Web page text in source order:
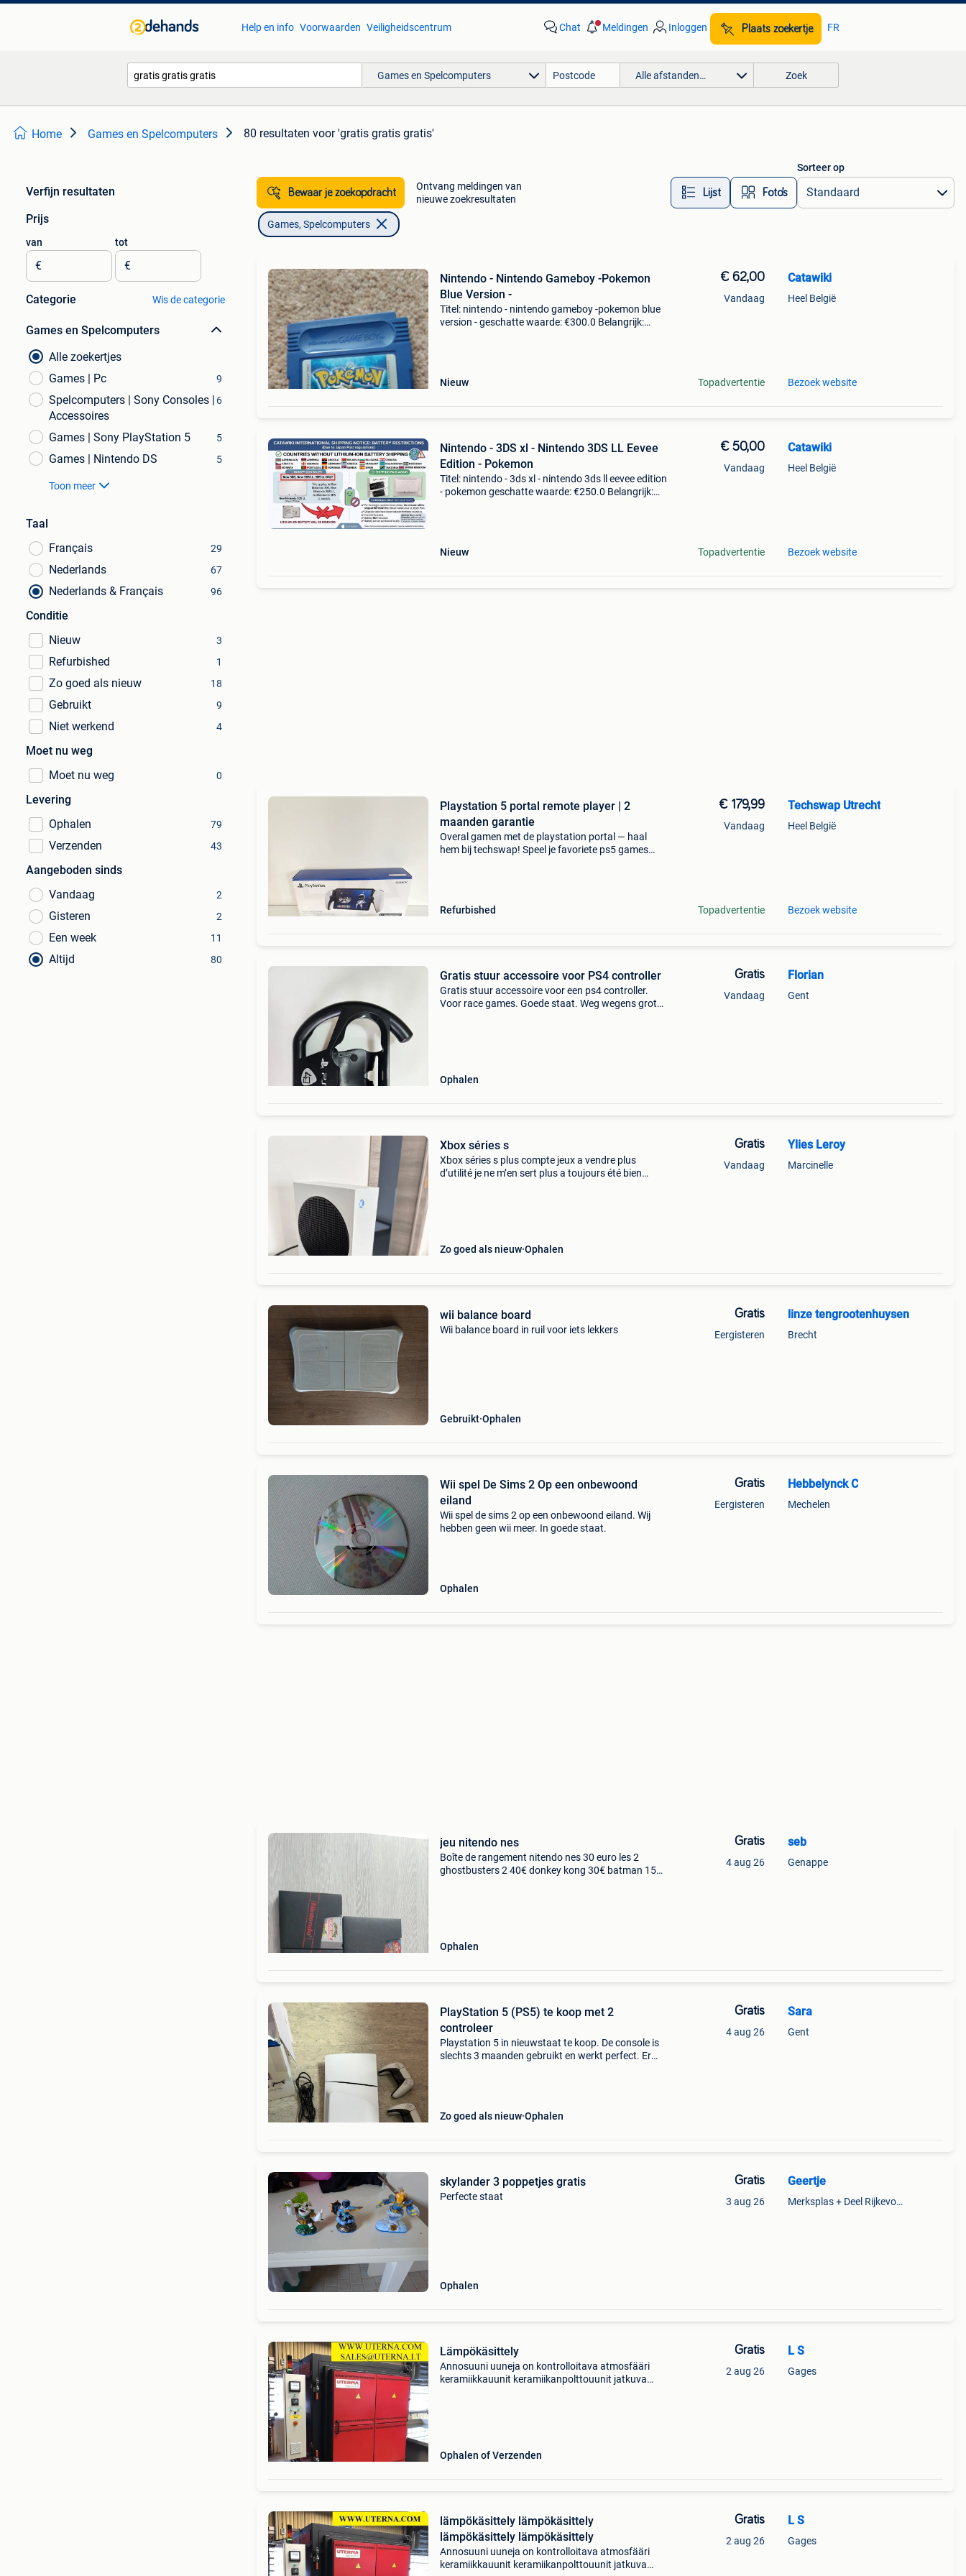
Help en info Voorwaarden Veiligheidscentrum Chat Meldingen Inloggen Plaats zoekertje FR
Games en Spelcomputers Alle afstanden… Zoek
Home Games en Spelcomputers 80 resultaten voor 'gratis gratis gratis'
Verfijn resultaten
Prijs
van
€
tot
€
Categorie Wis de categorie
Games en Spelcomputers
Alle zoekertjes
Games | Pc
9
Spelcomputers | Sony Consoles |
Accessoires
6
Games | Sony PlayStation 5 5
Games | Nintendo DS 5
Toon meer
Taal
Français
29
Nederlands 67
Nederlands & Français 96
Conditie
Nieuw
3
Refurbished 1
Zo goed als nieuw 18
Gebruikt 9
Niet werkend 4
Moet nu weg
Moet nu weg
0
Levering
Ophalen
79
Verzenden 43
Aangeboden sinds
Vandaag
2
Gisteren 2
Een week 11
Altijd 80
Bewaar je zoekopdracht
Ontvang meldingen van
nieuwe zoekresultaten
Lijst Foto’s
Sorteer op
Games, Spelcomputers
Nintendo - Nintendo Gameboy -Pokemon
Blue Version -
Titel: nintendo - nintendo gameboy -pokemon blue
version - geschatte waarde: €300.0 Belangrijk:
Nieuw
€ 62,00
Vandaag
Topadvertentie
Catawiki
Heel België
Bezoek website
Nintendo - 3DS xl - Nintendo 3DS LL Eevee
Edition - Pokemon
Titel: nintendo - 3ds xl - nintendo 3ds ll eevee edition
- pokemon geschatte waarde: €250.0 Belangrijk:
Nieuw
€ 50,00
Vandaag
Topadvertentie
Catawiki
Heel België
Bezoek website
Playstation 5 portal remote player | 2
maanden garantie
Overal gamen met de playstation portal — haal
hem bij techswap! Speel je favoriete ps5 games
Refurbished
€ 179,99
Vandaag
Topadvertentie
Techswap Utrecht
Heel België
Bezoek website
Gratis stuur accessoire voor PS4 controller
Gratis stuur accessoire voor een ps4 controller.
Voor race games. Goede staat. Weg wegens grote
Ophalen
Gratis
Vandaag
Florian
Gent
Xbox séries s
Xbox séries s plus compte jeux a vendre plus
d’utilité je ne m’en sert plus a toujours été bien
Zo goed als nieuw Ophalen
Gratis
Vandaag
Ylies Leroy
Marcinelle
wii balance board
Wii balance board in ruil voor iets lekkers
Gebruikt Ophalen
Gratis
Eergisteren
linze tengrootenhuysen
Brecht
Wii spel De Sims 2 Op een onbewoond
eiland
Wii spel de sims 2 op een onbewoond eiland. Wij
hebben geen wii meer. In goede staat.
Ophalen
Gratis
Eergisteren
Hebbelynck C
Mechelen
jeu nitendo nes
Boîte de rangement nitendo nes 30 euro les 2
ghostbusters 2 40€ donkey kong 30€ batman 15€
Ophalen
Gratis
4 aug 26
seb
Genappe
PlayStation 5 (PS5) te koop met 2
controleer
Playstation 5 in nieuwstaat te koop. De console is
slechts 3 maanden gebruikt en werkt perfect. Er
Zo goed als nieuw Ophalen
Gratis
4 aug 26
Sara
Gent
skylander 3 poppetjes gratis
Perfecte staat
Ophalen
Gratis
3 aug 26
Geertje
Merksplas + Deel Rijkevorsel
Lämpökäsittely
Annosuuni uuneja on kontrolloitava atmosfääri
keramiikkauunit keramiikanpolttouunit jatkuva
Ophalen of Verzenden
Gratis
2 aug 26
L S
Gages
lämpökäsittely lämpökäsittely
lämpökäsittely lämpökäsittely
Annosuuni uuneja on kontrolloitava atmosfääri
keramiikkauunit keramiikanpolttouunit jatkuva
Gratis
2 aug 26
L S
Gages